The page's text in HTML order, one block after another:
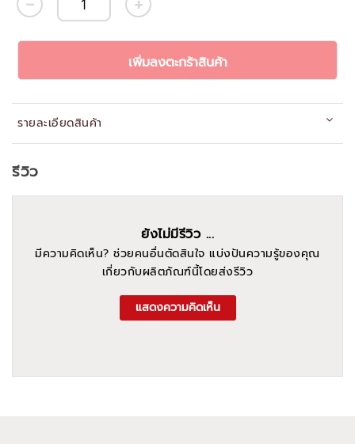
เพิ่มลงตะกร้าสินค้า
รายละเอียดสินค้า
รีวิว
ยังไม่มีรีวิว ...
มีความคิดเห็น? ช่วยคนอื่นตัดสินใจ แบ่งปันความรู้ของคุณ
เกี่ยวกับผลิตภัณฑ์นี้โดยส่งรีวิว
แสดงความคิดเห็น